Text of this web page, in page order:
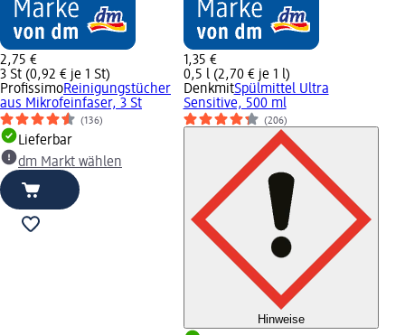
2,75 €
3 St (0,92 € je 1 St)
ProfissimoReinigungstücher
aus Mikrofeinfaser, 3 St
(136)
Lieferbar
dm Markt wählen
1,35 €
0,5 l (2,70 € je 1 l)
DenkmitSpülmittel Ultra
Sensitive, 500 ml
(206)
Hinweise